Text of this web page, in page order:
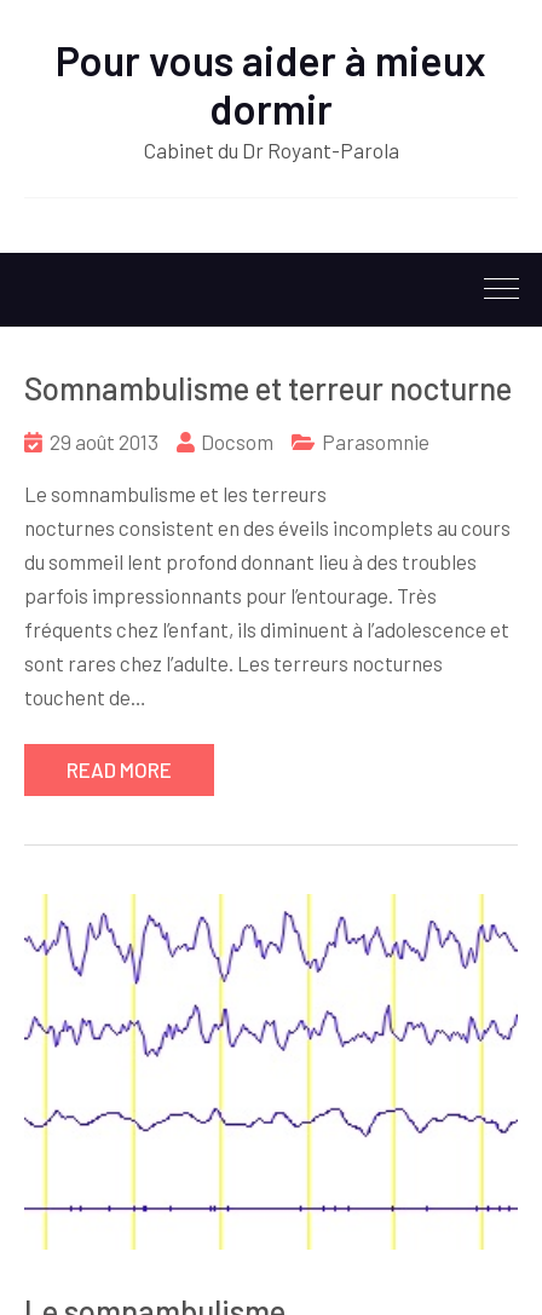
Pour vous aider à mieux
dormir
Cabinet du Dr Royant-Parola
Somnambulisme et terreur nocturne
29 août 2013 Docsom Parasomnie
Le somnambulisme et les terreurs
nocturnes consistent en des éveils incomplets au cours
du sommeil lent profond donnant lieu à des troubles
parfois impressionnants pour l’entourage. Très
fréquents chez l’enfant, ils diminuent à l’adolescence et
sont rares chez l’adulte. Les terreurs nocturnes
touchent de…
READ MORE